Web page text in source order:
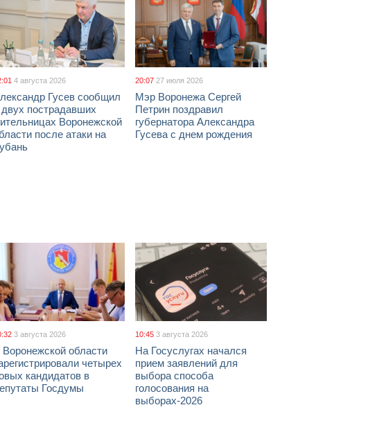
4 августа 2026
Гусев сообщил
пострадавших
Воронежской
после атаки на
20:07 27 июля 2026
Мэр Воронежа Сергей
Петрин поздравил
губернатора Александра
Гусева с днем рождения
3 августа 2026
Воронежской области
четырех
кандидатов в
Госдумы
10:45 3 августа 2026
На Госуслугах начался
прием заявлений для
выбора способа
голосования на
выборах-2026